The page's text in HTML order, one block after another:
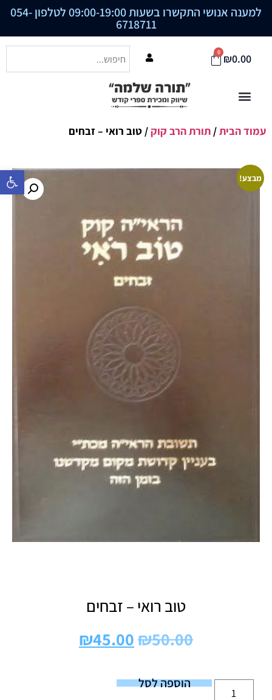
פתח סרגל
למענה אנושי התקשרו בשעות 09:00-19:00 לטלפון 054-
6718711
₪0.00
0
עמוד הבית/ תורת הרב קוק/ טוב רואי – זבחים
מבצע!
טוב רואי – זבחים
₪50.00
₪45.00
הוספה לסל